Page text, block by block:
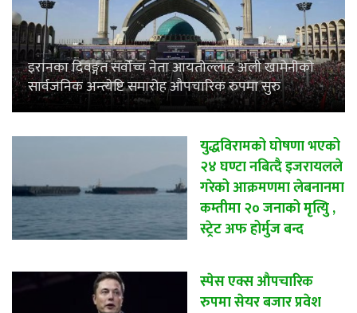
इरानका दिवङ्गत सर्वोच्च नेता आयतोल्लाह अली खामेनीको
सार्वजनिक अन्त्येष्टि समारोह औपचारिक रुपमा सुरु
युद्धविरामको घोषणा भएको
२४ घण्टा नबित्दै इजरायलले
गरेको आक्रमणमा लेबनानमा
कम्तीमा २० जनाको मृत्युि ,
स्ट्रेट अफ होर्मुज बन्द
स्पेस एक्स औपचारिक
रुपमा सेयर बजार प्रवेश